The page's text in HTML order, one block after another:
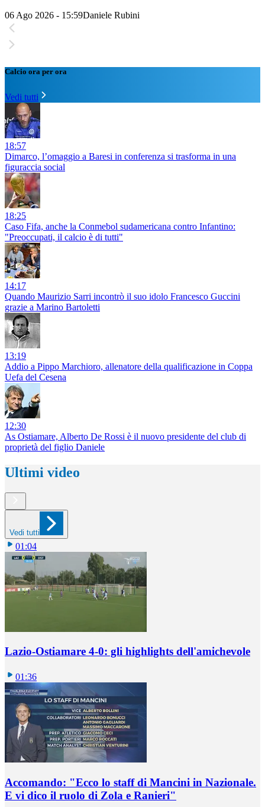
06 Ago 2026 - 15:59Daniele Rubini
Calcio ora per ora
Vedi tutti
18:57
Dimarco, l’omaggio a Baresi in conferenza si trasforma in una
figuraccia social
18:25
Caso Fifa, anche la Conmebol sudamericana contro Infantino:
"Preoccupati, il calcio è di tutti"
14:17
Quando Maurizio Sarri incontrò il suo idolo Francesco Guccini
grazie a Marino Bartoletti
13:19
Addio a Pippo Marchioro, allenatore della qualificazione in Coppa
Uefa del Cesena
12:30
As Ostiamare, Alberto De Rossi è il nuovo presidente del club di
proprietà del figlio Daniele
Ultimi video
Vedi tutti
01:04
Lazio-Ostiamare 4-0: gli highlights dell'amichevole
01:36
Accomando: "Ecco lo staff di Mancini in Nazionale.
E vi dico il ruolo di Zola e Ranieri"